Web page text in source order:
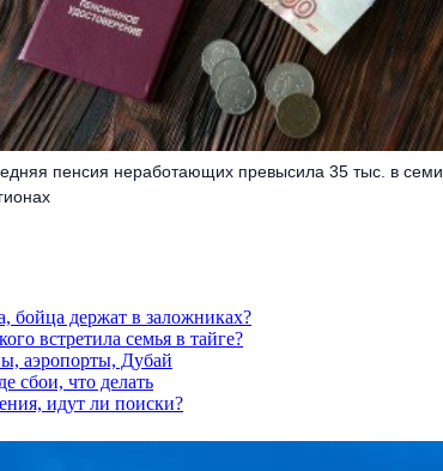
пенсия неработающих превысила 35 тыс. в семи
бойца держат в заложниках?
встретила семья в тайге?
аэропорты, Дубай
сбои, что делать
идут ли поиски?